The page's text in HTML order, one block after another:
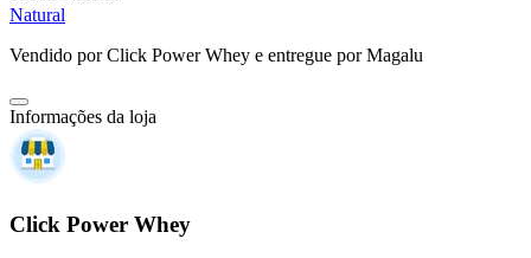
Natural
Vendido porClick Power Whey e entregue por Magalu
Informações da loja
Click Power Whey